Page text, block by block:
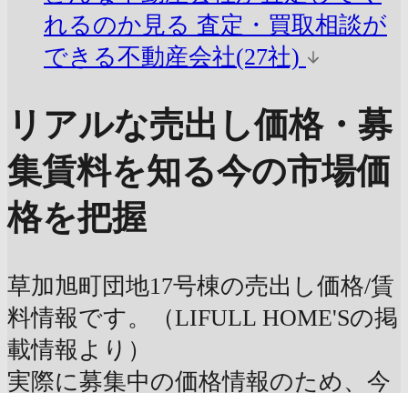
れるのか見る 査定・買取相談が
できる不動産会社(27社)
リアルな売出し価格・募
集賃料を知る今の市場価
格を把握
草加旭町団地17号棟の売出し価格/賃
料情報です。（LIFULL HOME'Sの掲
載情報より）
実際に募集中の価格情報のため、今